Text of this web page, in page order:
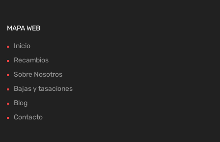
MAPA WEB
Inicio
Recambios
Sobre Nosotros
Bajas y tasaciones
Blog
Contacto